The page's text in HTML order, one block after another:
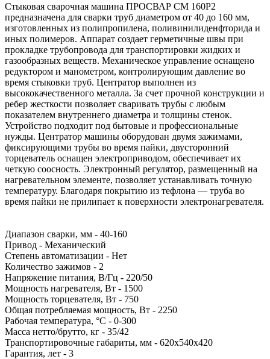
Стыковая сварочная машина ПРОСВАР СМ 160Р2
предназначена для сварки труб диаметром от 40 до 160 мм,
изготовленных из полипропилена, поливинилиденфторида и
иных полимеров. Аппарат создает герметичные швы при
прокладке трубопровода для транспортировки жидких и
газообразных веществ. Механическое управление оснащено
редуктором и манометром, контролирующим давление во
время стыковки труб. Центратор выполнен из
высококачественного металла. За счет прочной конструкции и
ребер жесткости позволяет сваривать трубы с любым
показателем внутреннего диаметра и толщины стенок.
Устройство подходит под бытовые и профессиональные
нужды. Центратор машины оборудован двумя зажимами,
фиксирующими трубы во время пайки, двусторонний
торцеватель оснащен электроприводом, обеспечивает их
четкую соосность. Электронный регулятор, размещенный на
нагревательном элементе, позволяет устанавливать точную
температуру. Благодаря покрытию из тефлона — труба во
время пайки не прилипает к поверхности электронагревателя.
Диапазон сварки, мм - 40-160
Привод - Механический
Степень автоматизации - Нет
Количество зажимов - 2
Напряжение питания, В/Гц - 220/50
Мощность нагревателя, Вт - 1500
Мощность торцевателя, Вт - 750
Общая потребляемая мощность, Вт - 2250
Рабочая температура, °C - 0-300
Масса нетто/брутто, кг - 35/42
Транспортировочные габариты, мм - 620х540х420
Гарантия, лет - 3